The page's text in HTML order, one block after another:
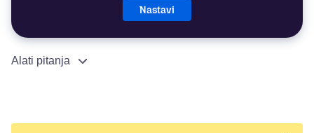
Nastavi
Alati pitanja